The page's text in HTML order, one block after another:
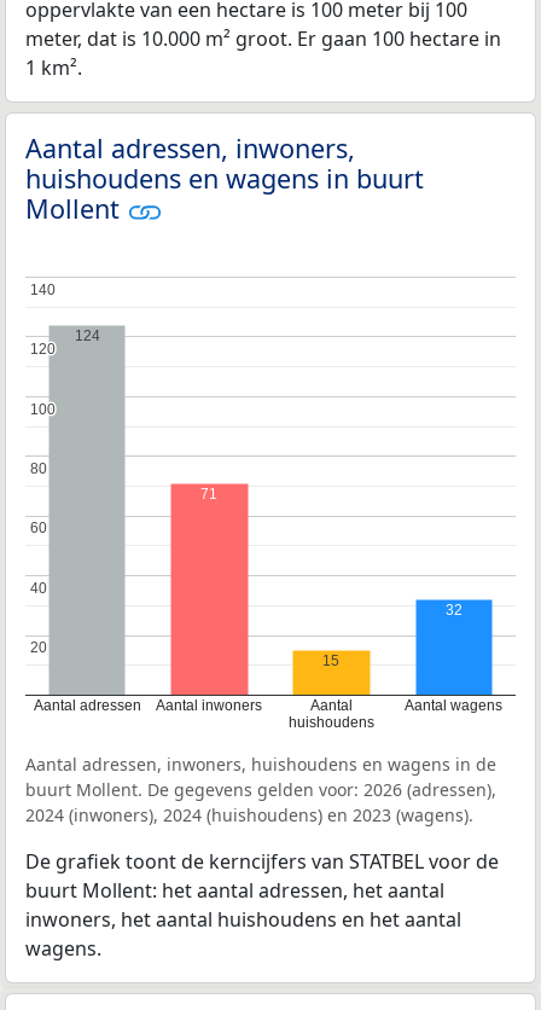
oppervlakte van een hectare is 100 meter bij 100
meter, dat is 10.000 m² groot. Er gaan 100 hectare in
1 km².
Aantal adressen, inwoners,
huishoudens en wagens in buurt
Mollent
Aantal adressen Aantal inwoners
Aantal
huishoudens
Aantal wagens
20
20
40
40
60
60
80
80
100
100
120
120
140
140
124
71
15
32
Aantal adressen, inwoners, huishoudens en wagens in de
buurt Mollent. De gegevens gelden voor: 2026 (adressen),
2024 (inwoners), 2024 (huishoudens) en 2023 (wagens).
De grafiek toont de kerncijfers van STATBEL voor de
buurt Mollent: het aantal adressen, het aantal
inwoners, het aantal huishoudens en het aantal
wagens.